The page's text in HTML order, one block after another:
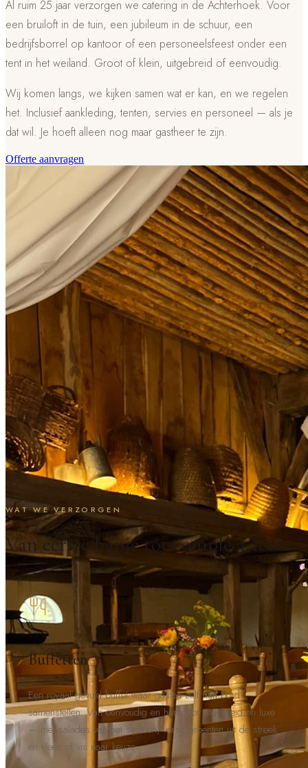
Al ruim 25 jaar verzorgen we catering in de Achterhoek. Voor
een bruiloft in de tuin, een jubileum in de schuur, een
bedrijfsborrel op kantoor of een personeelsfeest onder een
tent in het weiland. Groot of klein, uitgebreid of eenvoudig.
Wij komen langs, we kijken samen wat er kan, en we regelen
het. Inclusief aankleding, tenten, servies en personeel — als je
dat wil. Je hoeft alleen nog maar gastheer te zijn.
Offerte aanvragen
WAT WE VERZORGEN
Van eerste hapje tot compleet feest
Buffetten
Een royaal gevuld buffet waar gasten zelf hun bord
samenstellen. Van eenvoudig en hartig tot uitgebreid en luxe
— met salades van het seizoen, verse groenten uit de streek
en vlees of vis naar keuze.